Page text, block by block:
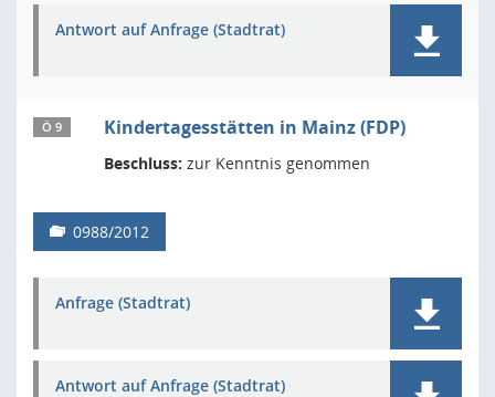
Antwort auf Anfrage (Stadtrat)
Ö 9 Kindertagesstätten in Mainz (FDP)
Beschluss: zur Kenntnis genommen
0988/2012
Anfrage (Stadtrat)
Antwort auf Anfrage (Stadtrat)